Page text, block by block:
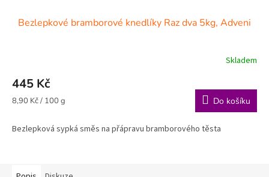
Bezlepkové bramborové knedlíky Raz dva 5kg, Adveni
Skladem
445 Kč
Měrná
8,90 Kč / 100 g Do košíku
Bezlepková sypká směs na přápravu bramborového těsta